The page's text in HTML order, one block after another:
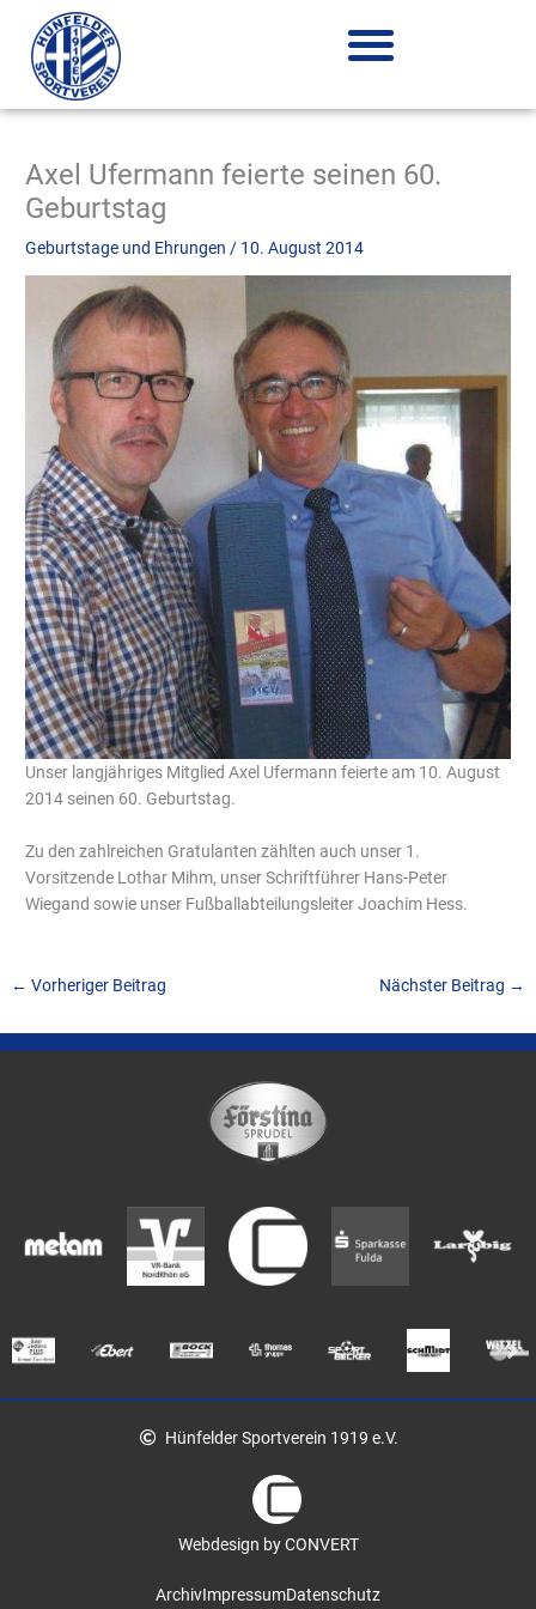
Inhalt
springen
Axel Ufermann feierte seinen 60.
Geburtstag
Geburtstage und Ehrungen / 10. August 2014
Unser langjähriges Mitglied Axel Ufermann feierte am 10. August
2014 seinen 60. Geburtstag.
Zu den zahlreichen Gratulanten zählten auch unser 1.
Vorsitzende Lothar Mihm, unser Schriftführer Hans-Peter
Wiegand sowie unser Fußballabteilungsleiter Joachim Hess.
← Vorheriger Beitrag Nächster Beitrag →
Hünfelder Sportverein 1919 e.V.
Webdesign by CONVERT
ArchivImpressumDatenschutz